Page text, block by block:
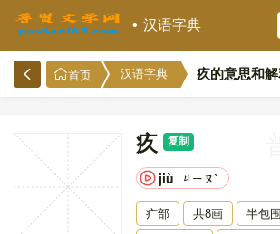
汉语字典
首页 汉语字典 疚的意思和
疚 复制
jiù ㄐㄧㄡˋ
疒部 共8画 半包